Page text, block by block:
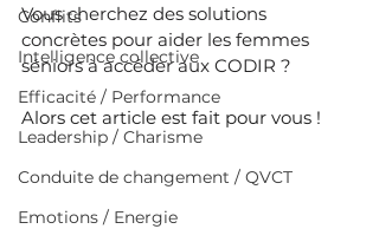
Conflits
Intelligence collective
Efficacité / Performance
Leadership / Charisme
Conduite de changement / QVCT
Emotions / Energie
Vous cherchez des solutions
concrètes pour aider les femmes
séniors à accéder aux CODIR ?
Alors cet article est fait pour vous !